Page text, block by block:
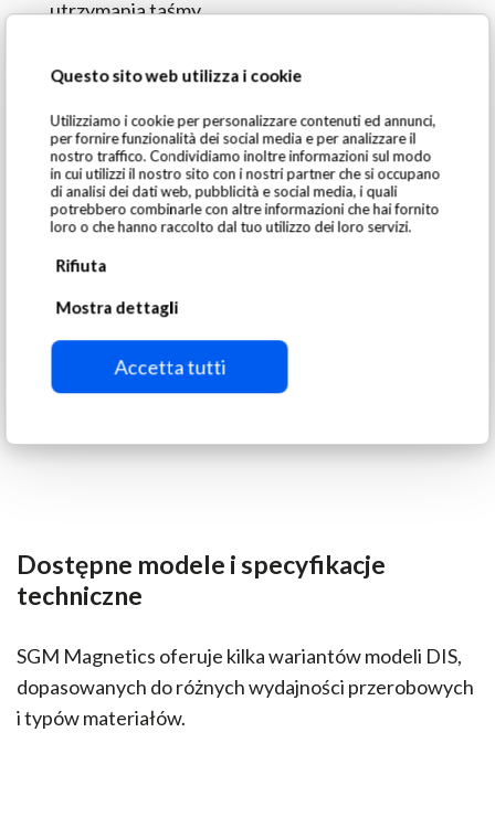
Questo sito web utilizza i cookie
Utilizziamo i cookie per personalizzare contenuti ed annunci,
per fornire funzionalità dei social media e per analizzare il
nostro traffico. Condividiamo inoltre informazioni sul modo
in cui utilizzi il nostro sito con i nostri partner che si occupano
di analisi dei dati web, pubblicità e social media, i quali
potrebbero combinarle con altre informazioni che hai fornito
loro o che hanno raccolto dal tuo utilizzo dei loro servizi.
Rifiuta
Mostra dettagli
Accetta tutti
utrzymania taśmy
w celu wydłużenia żywotności urządzenia
przepływu materiału
Podajnik wibracyjny dla równomiernego
rozprowadzania materiału
Integracja magnesu nadtaśmowego DNP do
wstępnego usuwania metali żelaznych
Dostępne modele i specyfikacje
techniczne
SGM Magnetics oferuje kilka wariantów modeli DIS,
dopasowanych do różnych wydajności przerobowych
i typów materiałów.